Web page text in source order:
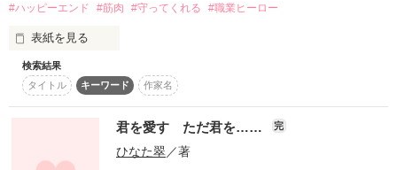
あらすじ
ジャンル
感想
全て
#ハッピーエンド
#筋肉 #守ってくれる #職業ヒーロー
表紙を見る
八年前
中学生の頃に土砂崩れに遭い
住んでいた家が潰れてしまった
荒んだ私の心を救ってくれたのは
陸上自衛官の〝千歳さん〟
検索結果
タイトル
キーワード 作家名
君を愛す ただ君を…… 完
ひなた翠／著